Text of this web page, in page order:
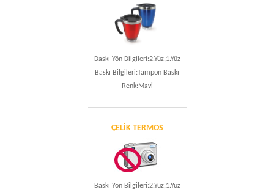
Baskı Yön Bilgileri:2.Yüz,1.Yüz
Baskı Bilgileri:Tampon Baskı
Renk:Mavi
ÇELIK TERMOS
Baskı Yön Bilgileri:2.Yüz,1.Yüz